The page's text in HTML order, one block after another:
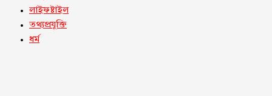
লাইফষ্টাইল
তথ্যপ্রযুক্তি
ধর্ম